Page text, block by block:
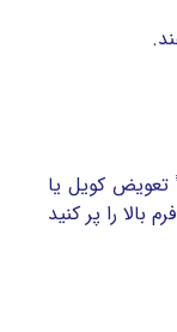
تعویض کویل یا
بالا را پر کنید